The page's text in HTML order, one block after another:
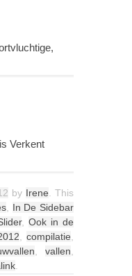
Verkent
by Irene . This
, In De Sidebar
, Ook in de
,compilatie
vallen